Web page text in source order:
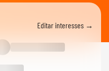
Editar interesses →